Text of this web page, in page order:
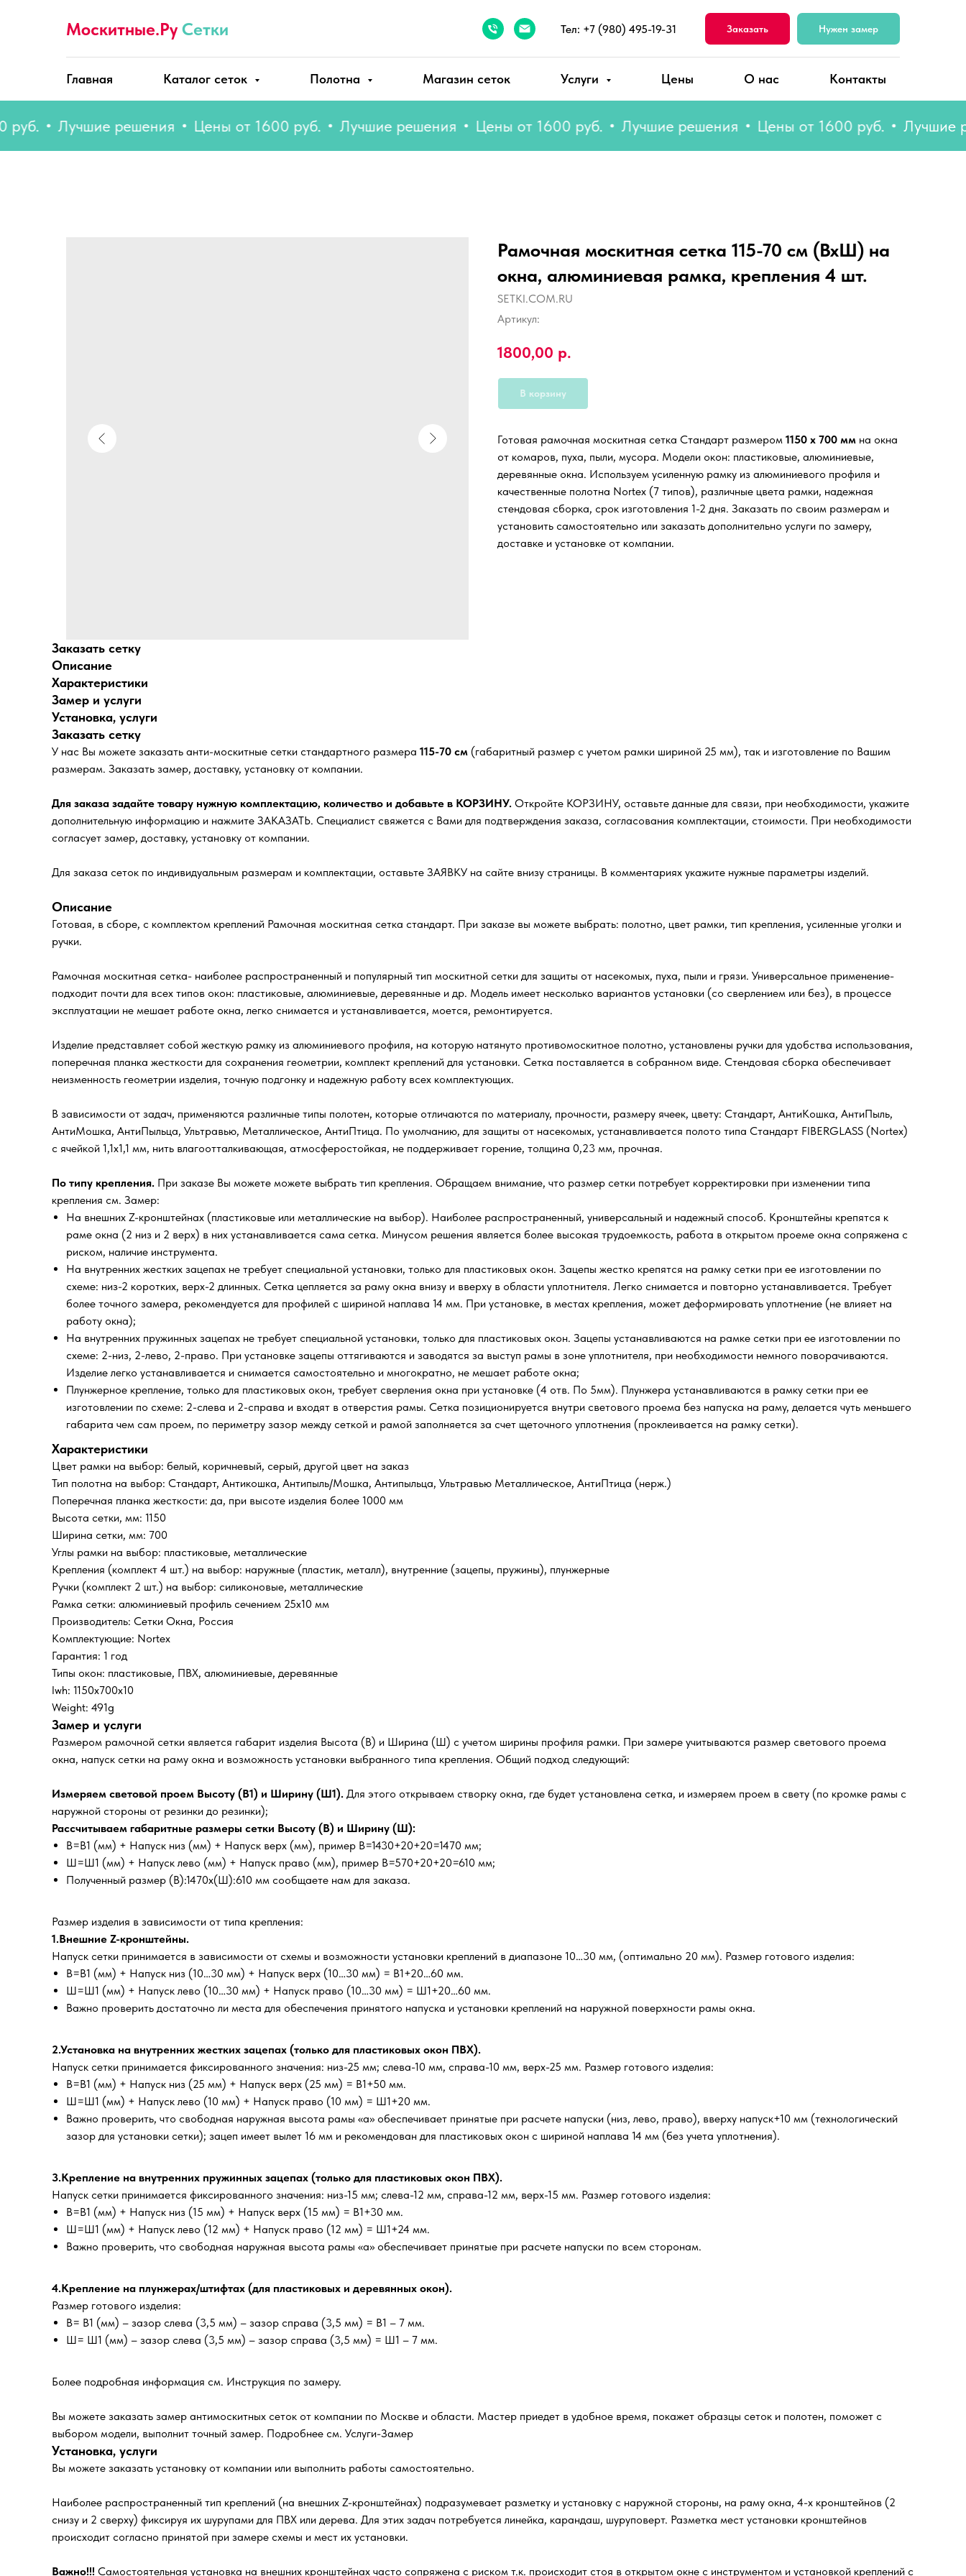
Москитные.Ру Сетки Тел: +7 (980) 495-19-31 Заказать Нужен замер
Главная Каталог сеток Полотна Магазин сеток Услуги Цены О нас Контакты
Лучшие решения Цены от 1600 руб. Лучшие решения Цены от 1600 руб. Лучшие решения Цены от 1600 руб. Лучшие
Рамочная москитная сетка 115-70 см (ВхШ) на
окна, алюминиевая рамка, крепления 4 шт.
SETKI.COM.RU
Артикул:
1800,00 р.
В корзину
Готовая рамочная москитная сетка Стандарт размером 1150 х 700 мм на окна
от комаров, пуха, пыли, мусора. Модели окон: пластиковые, алюминиевые,
деревянные окна. Используем усиленную рамку из алюминиевого профиля и
качественные полотна Nortex (7 типов), различные цвета рамки, надежная
стендовая сборка, срок изготовления 1-2 дня. Заказать по своим размерам и
установить самостоятельно или заказать дополнительно услуги по замеру,
доставке и установке от компании.
Заказать сетку
Описание
Характеристики
Замер и услуги
Установка, услуги
Заказать сетку
У нас Вы можете заказать анти-москитные сетки стандартного размера 115-70 см (габаритный размер с учетом рамки шириной 25 мм), так и изготовление по Вашим
размерам. Заказать замер, доставку, установку от компании.
Для заказа задайте товару нужную комплектацию, количество и добавьте в КОРЗИНУ. Откройте КОРЗИНУ, оставьте данные для связи, при необходимости, укажите
дополнительную информацию и нажмите ЗАКАЗАТЬ. Специалист свяжется с Вами для подтверждения заказа, согласования комплектации, стоимости. При необходимости
согласует замер, доставку, установку от компании.
Для заказа сеток по индивидуальным размерам и комплектации, оставьте ЗАЯВКУ на сайте внизу страницы. В комментариях укажите нужные параметры изделий.
Описание
Готовая, в сборе, с комплектом креплений Рамочная москитная сетка стандарт. При заказе вы можете выбрать: полотно, цвет рамки, тип крепления, усиленные уголки и
ручки.
Рамочная москитная сетка- наиболее распространенный и популярный тип москитной сетки для защиты от насекомых, пуха, пыли и грязи. Универсальное применение-
подходит почти для всех типов окон: пластиковые, алюминиевые, деревянные и др. Модель имеет несколько вариантов установки (со сверлением или без), в процессе
эксплуатации не мешает работе окна, легко снимается и устанавливается, моется, ремонтируется.
Изделие представляет собой жесткую рамку из алюминиевого профиля, на которую натянуто противомоскитное полотно, установлены ручки для удобства использования,
поперечная планка жесткости для сохранения геометрии, комплект креплений для установки. Сетка поставляется в собранном виде. Стендовая сборка обеспечивает
неизменность геометрии изделия, точную подгонку и надежную работу всех комплектующих.
В зависимости от задач, применяются различные типы полотен, которые отличаются по материалу, прочности, размеру ячеек, цвету: Стандарт, АнтиКошка, АнтиПыль,
АнтиМошка, АнтиПыльца, Ультравью, Металлическое, АнтиПтица. По умолчанию, для защиты от насекомых, устанавливается полото типа Стандарт FIBERGLASS (Nortex)
с ячейкой 1,1х1,1 мм, нить влагоотталкивающая, атмосферостойкая, не поддерживает горение, толщина 0,23 мм, прочная.
По типу крепления. При заказе Вы можете можете выбрать тип крепления. Обращаем внимание, что размер сетки потребует корректировки при изменении типа
крепления см. Замер:
На внешних Z-кронштейнах (пластиковые или металлические на выбор). Наиболее распространенный, универсальный и надежный способ. Кронштейны крепятся к
раме окна (2 низ и 2 верх) в них устанавливается сама сетка. Минусом решения является более высокая трудоемкость, работа в открытом проеме окна сопряжена с
риском, наличие инструмента.
На внутренних жестких зацепах не требует специальной установки, только для пластиковых окон. Зацепы жестко крепятся на рамку сетки при ее изготовлении по
схеме: низ-2 коротких, верх-2 длинных. Сетка цепляется за раму окна внизу и вверху в области уплотнителя. Легко снимается и повторно устанавливается. Требует
более точного замера, рекомендуется для профилей с шириной наплава 14 мм. При установке, в местах крепления, может деформировать уплотнение (не влияет на
работу окна);
На внутренних пружинных зацепах не требует специальной установки, только для пластиковых окон. Зацепы устанавливаются на рамке сетки при ее изготовлении по
схеме: 2-низ, 2-лево, 2-право. При установке зацепы оттягиваются и заводятся за выступ рамы в зоне уплотнителя, при необходимости немного поворачиваются.
Изделие легко устанавливается и снимается самостоятельно и многократно, не мешает работе окна;
Плунжерное крепление, только для пластиковых окон, требует сверления окна при установке (4 отв. По 5мм). Плунжера устанавливаются в рамку сетки при ее
изготовлении по схеме: 2-слева и 2-справа и входят в отверстия рамы. Сетка позиционируется внутри светового проема без напуска на раму, делается чуть меньшего
габарита чем сам проем, по периметру зазор между сеткой и рамой заполняется за счет щеточного уплотнения (проклеивается на рамку сетки).
Характеристики
Цвет рамки на выбор: белый, коричневый, серый, другой цвет на заказ
Тип полотна на выбор: Стандарт, Антикошка, Антипыль/Мошка, Антипыльца, Ультравью Металлическое, АнтиПтица (нерж.)
Поперечная планка жесткости: да, при высоте изделия более 1000 мм
Высота сетки, мм: 1150
Ширина сетки, мм: 700
Углы рамки на выбор: пластиковые, металлические
Крепления (комплект 4 шт.) на выбор: наружные (пластик, металл), внутренние (зацепы, пружины), плунжерные
Ручки (комплект 2 шт.) на выбор: силиконовые, металлические
Рамка сетки: алюминиевый профиль сечением 25х10 мм
Производитель: Сетки Окна, Россия
Комплектующие: Nortex
Гарантия: 1 год
Типы окон: пластиковые, ПВХ, алюминиевые, деревянные
lwh: 1150x700x10
Weight: 491g
Замер и услуги
Размером рамочной сетки является габарит изделия Высота (В) и Ширина (Ш) с учетом ширины профиля рамки. При замере учитываются размер светового проема
окна, напуск сетки на раму окна и возможность установки выбранного типа крепления. Общий подход следующий:
Измеряем световой проем Высоту (В1) и Ширину (Ш1). Для этого открываем створку окна, где будет установлена сетка, и измеряем проем в свету (по кромке рамы с
наружной стороны от резинки до резинки);
Рассчитываем габаритные размеры сетки Высоту (В) и Ширину (Ш):
В=В1 (мм) + Напуск низ (мм) + Напуск верх (мм), пример В=1430+20+20=1470 мм;
Ш=Ш1 (мм) + Напуск лево (мм) + Напуск право (мм), пример В=570+20+20=610 мм;
Полученный размер (В):1470х(Ш):610 мм сообщаете нам для заказа.
Размер изделия в зависимости от типа крепления:
1.Внешние Z-кронштейны.
Напуск сетки принимается в зависимости от схемы и возможности установки креплений в диапазоне 10…30 мм, (оптимально 20 мм). Размер готового изделия:
В=В1 (мм) + Напуск низ (10…30 мм) + Напуск верх (10…30 мм) = В1+20…60 мм.
Ш=Ш1 (мм) + Напуск лево (10…30 мм) + Напуск право (10…30 мм) = Ш1+20…60 мм.
Важно проверить достаточно ли места для обеспечения принятого напуска и установки креплений на наружной поверхности рамы окна.
2.Установка на внутренних жестких зацепах (только для пластиковых окон ПВХ).
Напуск сетки принимается фиксированного значения: низ-25 мм; слева-10 мм, справа-10 мм, верх-25 мм. Размер готового изделия:
В=В1 (мм) + Напуск низ (25 мм) + Напуск верх (25 мм) = В1+50 мм.
Ш=Ш1 (мм) + Напуск лево (10 мм) + Напуск право (10 мм) = Ш1+20 мм.
Важно проверить, что свободная наружная высота рамы «а» обеспечивает принятые при расчете напуски (низ, лево, право), вверху напуск+10 мм (технологический
зазор для установки сетки); зацеп имеет вылет 16 мм и рекомендован для пластиковых окон с шириной наплава 14 мм (без учета уплотнения).
3.Крепление на внутренних пружинных зацепах (только для пластиковых окон ПВХ).
Напуск сетки принимается фиксированного значения: низ-15 мм; слева-12 мм, справа-12 мм, верх-15 мм. Размер готового изделия:
В=В1 (мм) + Напуск низ (15 мм) + Напуск верх (15 мм) = В1+30 мм.
Ш=Ш1 (мм) + Напуск лево (12 мм) + Напуск право (12 мм) = Ш1+24 мм.
Важно проверить, что свободная наружная высота рамы «а» обеспечивает принятые при расчете напуски по всем сторонам.
4.Крепление на плунжерах/штифтах (для пластиковых и деревянных окон).
Размер готового изделия:
В= В1 (мм) – зазор слева (3,5 мм) – зазор справа (3,5 мм) = В1 – 7 мм.
Ш= Ш1 (мм) – зазор слева (3,5 мм) – зазор справа (3,5 мм) = Ш1 – 7 мм.
Более подробная информация см. Инструкция по замеру.
Вы можете заказать замер антимоскитных сеток от компании по Москве и области. Мастер приедет в удобное время, покажет образцы сеток и полотен, поможет с
выбором модели, выполнит точный замер. Подробнее см. Услуги-Замер
Установка, услуги
Вы можете заказать установку от компании или выполнить работы самостоятельно.
Наиболее распространенный тип креплений (на внешних Z-кронштейнах) подразумевает разметку и установку с наружной стороны, на раму окна, 4-х кронштейнов (2
снизу и 2 сверху) фиксируя их шурупами для ПВХ или дерева. Для этих задач потребуется линейка, карандаш, шуруповерт. Разметка мест установки кронштейнов
происходит согласно принятой при замере схемы и мест их установки.
Важно!!! Самостоятельная установка на внешних кронштейнах часто сопряжена с риском т.к. происходит стоя в открытом окне с инструментом и установкой креплений с